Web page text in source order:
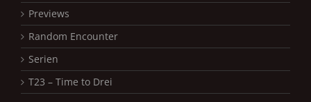
Previews
Random Encounter
Serien
T23 – Time to Drei